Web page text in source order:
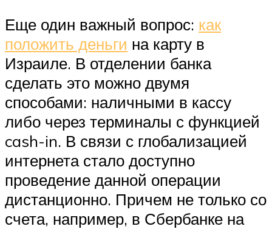
Еще один важный вопрос: как
положить деньги на карту в
Израиле. В отделении банка
сделать это можно двумя
способами: наличными в кассу
либо через терминалы с функцией
cash-in. В связи с глобализацией
интернета стало доступно
проведение данной операции
дистанционно. Причем не только со
счета, например, в Сбербанке на